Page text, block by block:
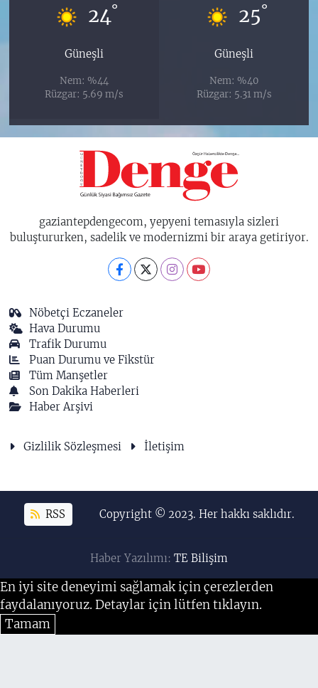
24°
Güneşli
Nem: %44
Rüzgar: 5.69 m/s
25°
Güneşli
Nem: %40
Rüzgar: 5.31 m/s
gaziantepdengecom, yepyeni temasıyla sizleri
buluştururken, sadelik ve modernizmi bir araya getiriyor.
Nöbetçi Eczaneler
Hava Durumu
Trafik Durumu
Puan Durumu ve Fikstür
Tüm Manşetler
Son Dakika Haberleri
Haber Arşivi
Gizlilik Sözleşmesi İletişim
RSS Copyright © 2023. Her hakkı saklıdır.
Haber Yazılımı: TE Bilişim
En iyi site deneyimi sağlamak için çerezlerden
faydalanıyoruz. Detaylar için lütfen tıklayın.
Tamam